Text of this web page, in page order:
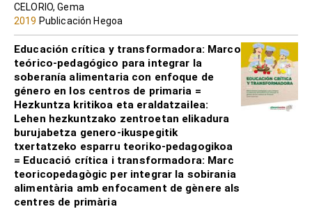
CELORIO, Gema
2019 Publicación Hegoa
Educación crítica y transformadora: Marco
teórico-pedagógico para integrar la
soberanía alimentaria con enfoque de
género en los centros de primaria =
Hezkuntza kritikoa eta eraldatzailea:
Lehen hezkuntzako zentroetan elikadura
burujabetza genero-ikuspegitik
txertatzeko esparru teoriko-pedagogikoa
= Educació crítica i transformadora: Marc
teoricopedagògic per integrar la sobirania
alimentària amb enfocament de gènere als
centres de primària